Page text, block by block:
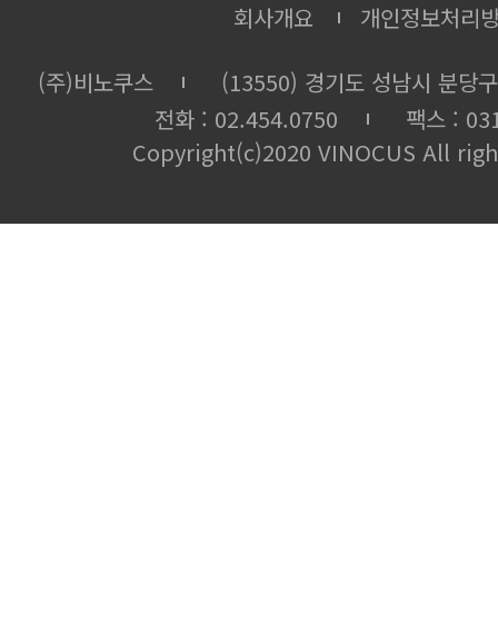
회사개요
개인정보처리
(주)비노쿠스
(13550) 경기도 성남시 분당
전화 : 02.454.0750
팩스 :
Copyright(c)2020 VINOCUS All